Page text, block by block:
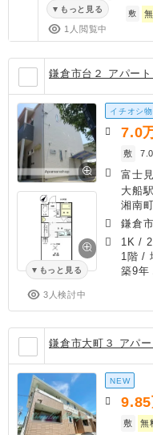
もっと見る
1人閲覧中
敷
鎌倉市台２ アパー
もっと見る
3人検討中
イチオシ
7.0
敷
富士
大船
湘南
鎌倉
1K /
1階 /
築9年
鎌倉市大町３ アパ
NEW
9.85
敷
無